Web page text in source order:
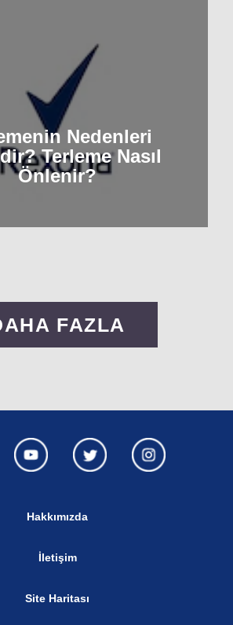
Nedenleri
Terleme Nasıl
Önlenir?
FAZLA
Hakkımızda
İletişim
Site Haritası